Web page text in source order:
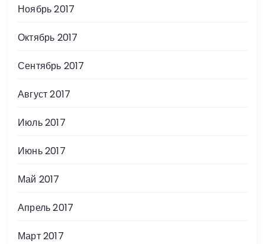
Ноябрь 2017
Октябрь 2017
Сентябрь 2017
Август 2017
Июль 2017
Июнь 2017
Май 2017
Апрель 2017
Март 2017